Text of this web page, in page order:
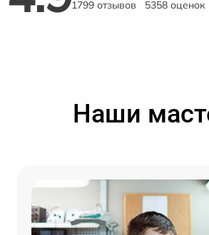
1799 отзывов 5358 оценок
Наши